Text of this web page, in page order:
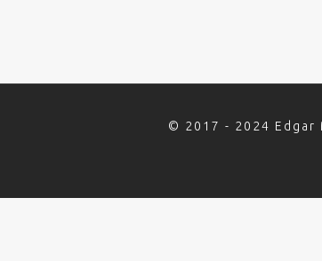
© 2017 - 2024